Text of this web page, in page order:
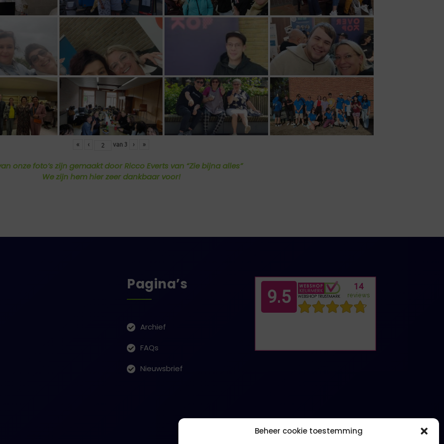
Beheer cookie toestemming
« ‹ van 3 › »
onze foto’s zijn gemaakt door Ricco Everts van “Zie bijna alles”
We zijn hem hier zeer dankbaar voor!
Pagina’s
Archief
FAQs
Nieuwsbrief